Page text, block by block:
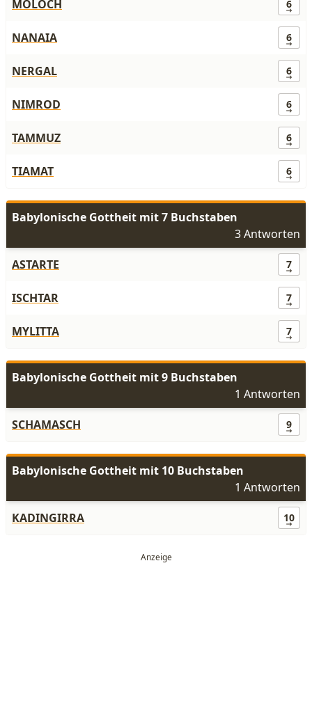
MOLOCH 6
NANAIA 6
NERGAL 6
NIMROD 6
TAMMUZ 6
TIAMAT 6
Babylonische Gottheit mit 7 Buchstaben
3 Antworten
ASTARTE
7
ISCHTAR 7
MYLITTA 7
Babylonische Gottheit mit 9 Buchstaben
1 Antworten
SCHAMASCH
9
Babylonische Gottheit mit 10 Buchstaben
1 Antworten
KADINGIRRA
10